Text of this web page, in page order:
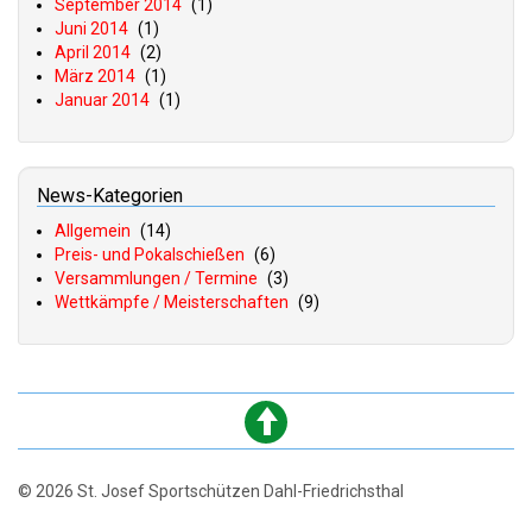
September 2014 (1)
Juni 2014 (1)
April 2014 (2)
März 2014 (1)
Januar 2014 (1)
News-Kategorien
Allgemein (14)
Preis- und Pokalschießen (6)
Versammlungen / Termine (3)
Wettkämpfe / Meisterschaften (9)
© 2026 St. Josef Sportschützen Dahl-Friedrichsthal